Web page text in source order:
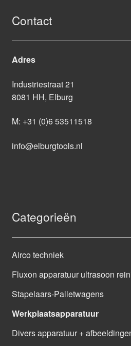
Contact
Adres
Industriestraat 21
8081 HH, Elburg
M: +31 (0)6 53511518
info@elburgtools.nl
Categorieën
Airco techniek
Fluxon apparatuur ultrasoon
Stapelaars-Palletwagens
Werkplaatsapparatuur
Divers apparatuur +